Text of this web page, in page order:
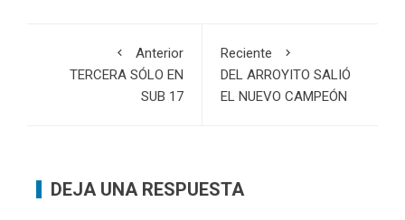
Anterior
TERCERA SÓLO EN
SUB 17
Reciente
DEL ARROYITO SALIÓ
EL NUEVO CAMPEÓN
DEJA UNA RESPUESTA